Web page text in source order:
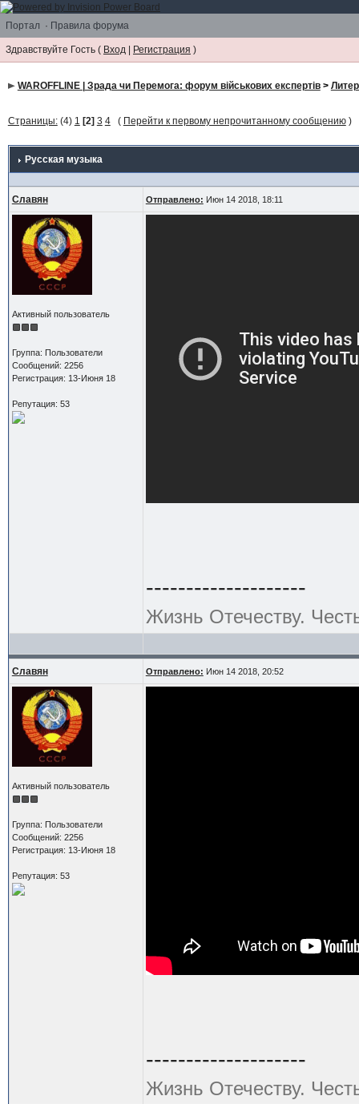
Портал · Правила форума
Здравствуйте Гость ( Вход | Регистрация )
WAROFFLINE | Зрада чи Перемога: форум військових експертів>
Страницы:(4) 1 [2] 3 4 ( Перейти к первому непрочитанному сообщению)
Русская музыка
Славян Отправлено: Июн 14 2018, 18:11
Активный пользователь
Группа: Пользователи
Сообщений: 2256
Регистрация: 13-Июня 18
Репутация: 53
--------------------
Жизнь Отечеству.
Славян Отправлено: Июн 14 2018, 20:52
Активный пользователь
Группа: Пользователи
Сообщений: 2256
Регистрация: 13-Июня 18
Репутация: 53
--------------------
Жизнь Отечеству.